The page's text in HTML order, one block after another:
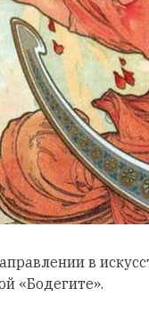
в
«Бодегите».